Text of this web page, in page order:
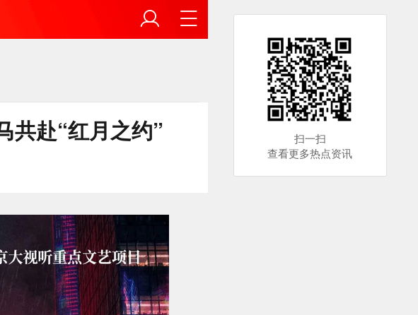
共赴“红月之约”
扫一扫
查看更多热点资讯